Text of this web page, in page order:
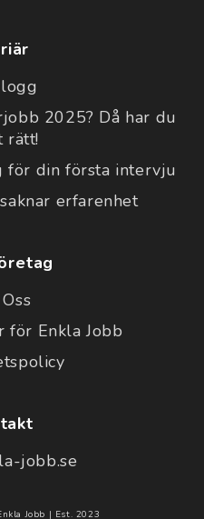
2025? Då har du
rätt!
din första intervju
erfarenhet
för Enkla Jobb
jobb.se
Jobb | Est. 2023